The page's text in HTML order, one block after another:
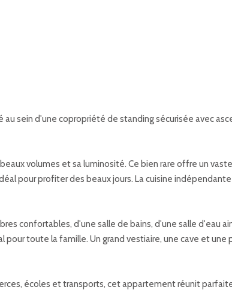
au sein d'une copropriété de standing sécurisée avec
volumes et sa luminosité. Ce bien rare offre un
pour profiter des beaux jours. La cuisine
confortables, d'une salle de bains, d'une salle d'eau
toute la famille. Un grand vestiaire, une cave et une
écoles et transports, cet appartement réunit